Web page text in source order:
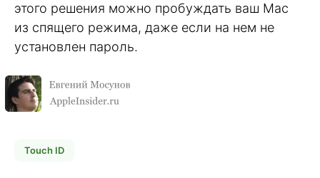
этого решения можно пробуждать ваш Mac
из спящего режима, даже если на нем не
установлен пароль.
Touch ID